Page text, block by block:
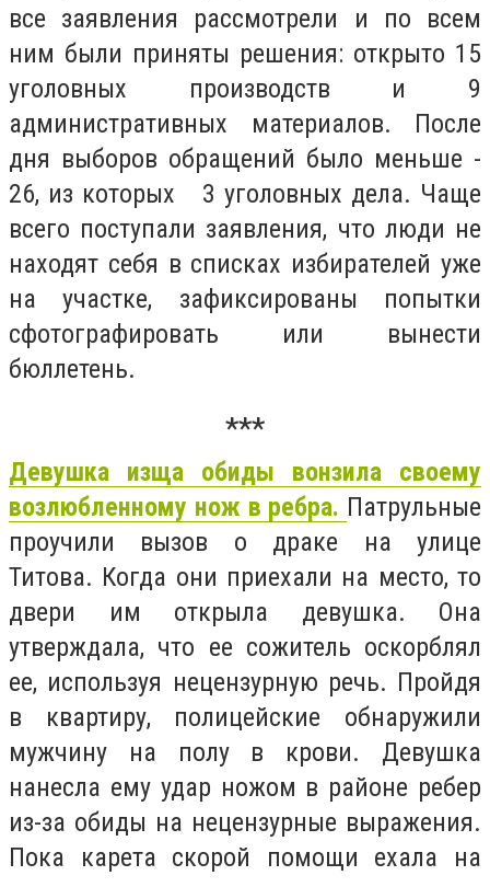
все заявления рассмотрели и по всем
ним были приняты решения: открыто 15
уголовных производств и 9
административных материалов. После
дня выборов обращений было меньше -
26, из которых 3 уголовных дела. Чаще
всего поступали заявления, что люди не
находят себя в списках избирателей уже
на участке, зафиксированы попытки
сфотографировать или вынести
бюллетень.
***
Девушка изща обиды вонзила своему
возлюбленному нож в ребра. Патрульные
проучили вызов о драке на улице
Титова. Когда они приехали на место, то
двери им открыла девушка. Она
утверждала, что ее сожитель оскорблял
ее, используя нецензурную речь. Пройдя
в квартиру, полицейские обнаружили
мужчину на полу в крови. Девушка
нанесла ему удар ножом в районе ребер
из-за обиды на нецензурные выражения.
Пока карета скорой помощи ехала на